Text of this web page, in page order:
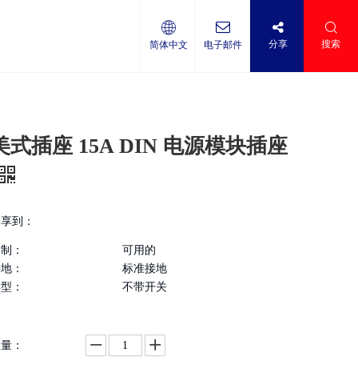
简体中文 电子邮件 分享 搜索
式插座 15A DIN 电源模块插座
到：
：
可用的
：
标准接地
：
不带开关
：